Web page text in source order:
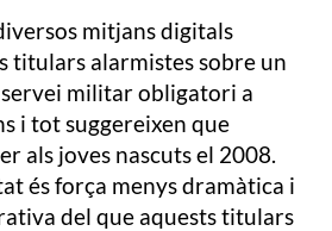
mitjans digitals
titulars alarmistes sobre un
militar obligatori a
i tot suggereixen que
als joves nascuts el 2008.
és força menys dramàtica i
del que aquests titulars